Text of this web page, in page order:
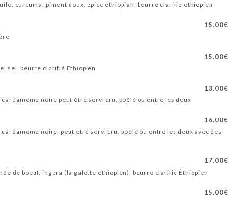
curcuma, piment doux, épice éthiopian, beurre clarifie ethiopien
15.00€
15.00€
sel, beurre clarifié Ethiopien
13.00€
noire peut être servi cru, poêlé ou entre les deux
16.00€
noire, peut etre servi cru, poêlé ou entre les deux avec des
17.00€
de boeuf, ingera (la galette éthiopien), beurre clarifié Éthiopien
15.00€